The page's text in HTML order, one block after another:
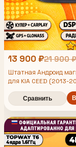
13 900 ₽21 900 ₽
Штатная Андроид
для KIA CEED (2013-
рамка черная
DSP, беспроводной
Android Auto, GPS и
Сравнить